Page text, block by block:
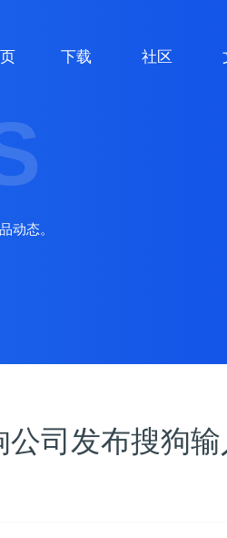
下载 社区
动态。
司发布搜狗